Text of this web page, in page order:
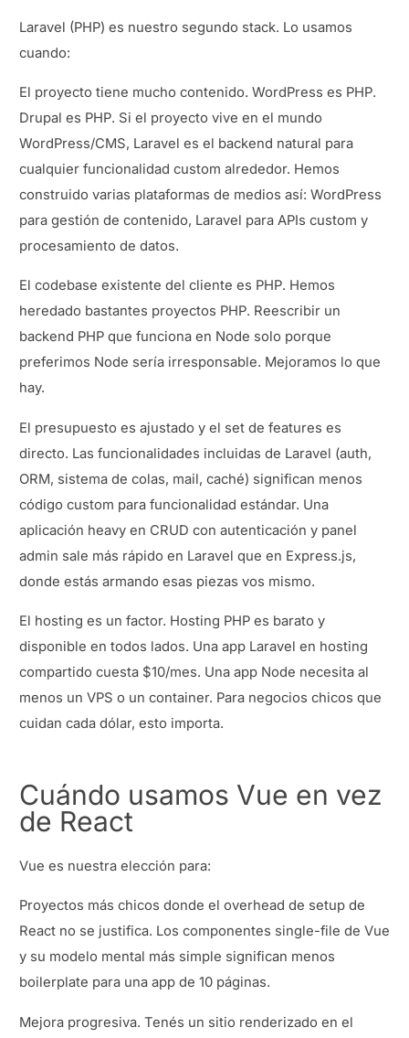
Laravel (PHP) es nuestro segundo stack. Lo usamos
cuando:
El proyecto tiene mucho contenido. WordPress es PHP.
Drupal es PHP. Si el proyecto vive en el mundo
WordPress/CMS, Laravel es el backend natural para
cualquier funcionalidad custom alrededor. Hemos
construido varias plataformas de medios así: WordPress
para gestión de contenido, Laravel para APIs custom y
procesamiento de datos.
El codebase existente del cliente es PHP. Hemos
heredado bastantes proyectos PHP. Reescribir un
backend PHP que funciona en Node solo porque
preferimos Node sería irresponsable. Mejoramos lo que
hay.
El presupuesto es ajustado y el set de features es
directo. Las funcionalidades incluidas de Laravel (auth,
ORM, sistema de colas, mail, caché) significan menos
código custom para funcionalidad estándar. Una
aplicación heavy en CRUD con autenticación y panel
admin sale más rápido en Laravel que en Express.js,
donde estás armando esas piezas vos mismo.
El hosting es un factor. Hosting PHP es barato y
disponible en todos lados. Una app Laravel en hosting
compartido cuesta $10/mes. Una app Node necesita al
menos un VPS o un container. Para negocios chicos que
cuidan cada dólar, esto importa.
Cuándo usamos Vue en vez
de React
Vue es nuestra elección para:
Proyectos más chicos donde el overhead de setup de
React no se justifica. Los componentes single-file de Vue
y su modelo mental más simple significan menos
boilerplate para una app de 10 páginas.
Mejora progresiva. Tenés un sitio renderizado en el